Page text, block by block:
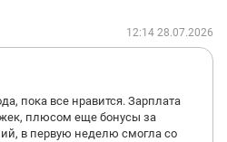
12:14 28.07.2026
пока все нравится. Зарплата
плюсом еще бонусы за
в первую неделю смогла со